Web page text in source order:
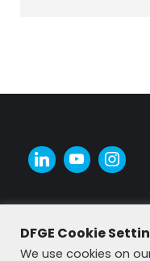
DFGE Cookie
We use cookies on